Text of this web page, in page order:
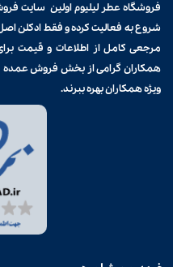
فروشگاه عطر لیلیوم اولین سایت
شروع به فعالیت کرده و فقط ادکلن
مرجعی کامل از اطلاعات و قیمت
همکاران گرامی از بخش فروش عمده
ویژه همکاران بهره ببرند.